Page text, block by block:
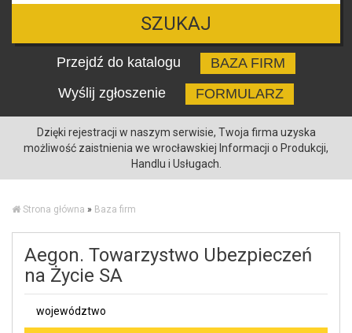
SZUKAJ
Przejdź do katalogu
BAZA FIRM
Wyślij zgłoszenie
FORMULARZ
Dzięki rejestracji w naszym serwisie, Twoja firma uzyska
możliwość zaistnienia we wrocławskiej Informacji o Produkcji,
Handlu i Usługach.
Strona główna » Baza firm
Aegon. Towarzystwo Ubezpieczeń
na Życie SA
województwo